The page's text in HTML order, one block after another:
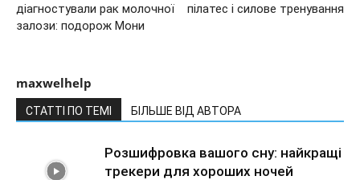
діагностували рак молочної
залози: подорож Мони
пілатес і силове тренування
maxwelhelp
СТАТТІ ПО ТЕМІ БІЛЬШЕ ВІД АВТОРА
Розшифровка вашого сну: найкращі
трекери для хороших ночей